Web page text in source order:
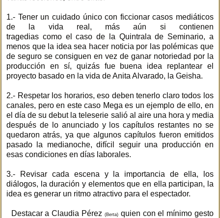
1.- Tener un cuidado único con ficcionar casos mediáticos
de la vida real, más aún si contienen
tragedias como el caso de la Quintrala de Seminario, a
menos que la idea sea hacer noticia por las polémicas que
de seguro se consiguen en vez de ganar notoriedad por la
producción en sí, quizás fue buena idea replantear el
proyecto basado en la vida de Anita Alvarado, la Geisha.
2.- Respetar los horarios, eso deben tenerlo claro todos los
canales, pero en este caso Mega es un ejemplo de ello, en
el día de su debut la teleserie salió al aire una hora y media
después de lo anunciado y los capítulos restantes no se
quedaron atrás, ya que algunos capítulos fueron emitidos
pasado la medianoche, difícil seguir una producción en
esas condiciones en días laborales.
3.- Revisar cada escena y la importancia de ella, los
diálogos, la duración y elementos que en ella participan, la
idea es generar un ritmo atractivo para el espectador.
Destacar a Claudia Pérez (Berta)quien con el mínimo gesto